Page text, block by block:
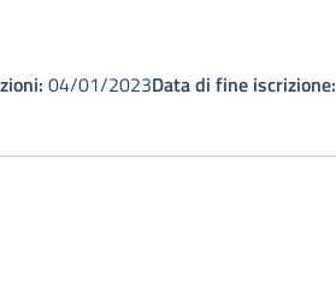
04/01/2023Data di fine iscrizione: